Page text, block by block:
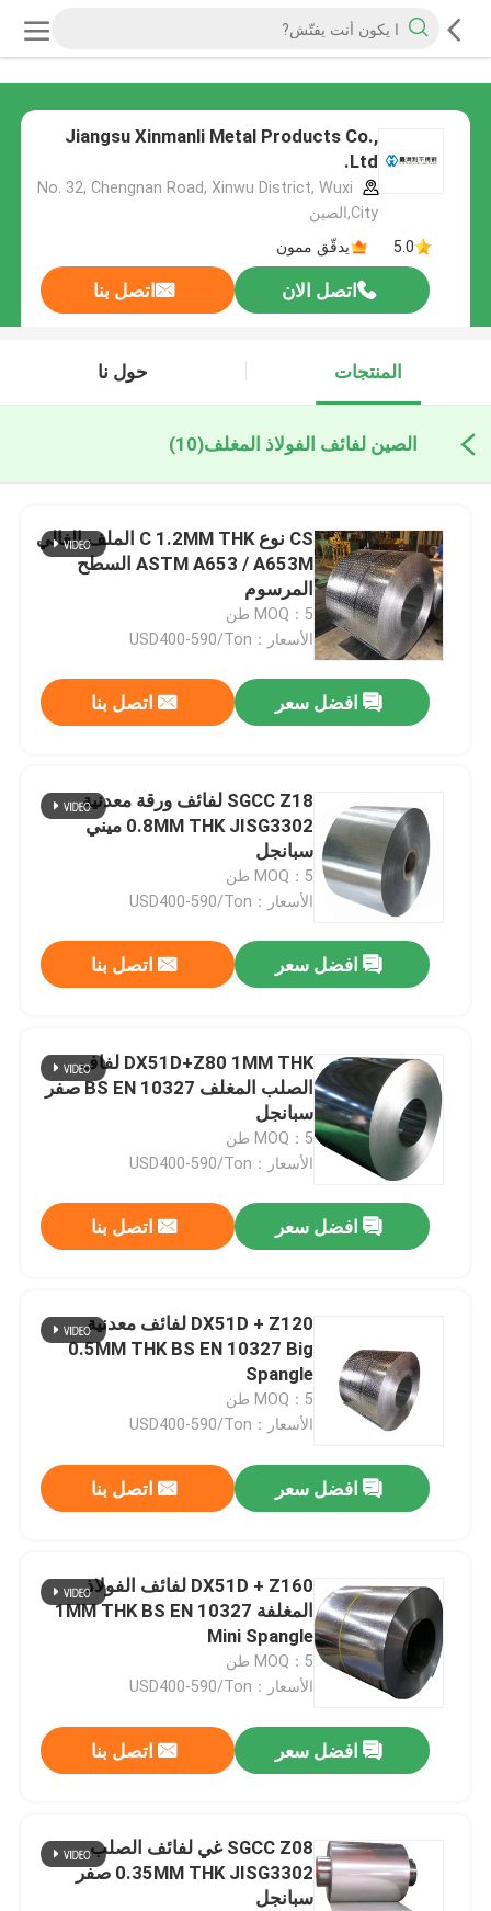
Jiangsu Xinmanli Metal Products Co.,
Ltd.
No. 32, Chengnan Road, Xinwu District, Wuxi
City,الصين
5.0
يدقّق ممون
اتصل الان اتصل بنا
المنتجات حول نا
الصين لفائف الفولاذ المغلف(10)
CS نوع C 1.2MM THK الملف الغالي
ASTM A653 / A653M السطح
المرسوم
MOQ：5 طن
الأسعار：USD400-590/Ton
افضل سعر اتصل بنا
SGCC Z18 لفائف ورقة معدنية
0.8MM THK JISG3302 ميني
سبانجل
MOQ：5 طن
الأسعار：USD400-590/Ton
افضل سعر اتصل بنا
DX51D+Z80 1MM THK لفاف
الصلب المغلف BS EN 10327 صفر
سبانجل
MOQ：5 طن
الأسعار：USD400-590/Ton
افضل سعر اتصل بنا
DX51D + Z120 لفائف معدنية
0.5MM THK BS EN 10327 Big
Spangle
MOQ：5 طن
الأسعار：USD400-590/Ton
افضل سعر اتصل بنا
DX51D + Z160 لفائف الفولاذ
المغلفة 1MM THK BS EN 10327
Mini Spangle
MOQ：5 طن
الأسعار：USD400-590/Ton
افضل سعر اتصل بنا
SGCC Z08 غي لفائف الصلب
0.35MM THK JISG3302 صفر
سبانجل